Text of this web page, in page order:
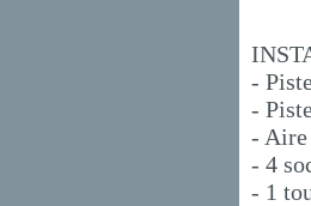
-
-
- Aire
- 4
- 1